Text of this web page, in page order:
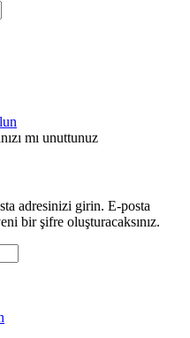
adresinizi girin. E-posta
bir şifre oluşturacaksınız.